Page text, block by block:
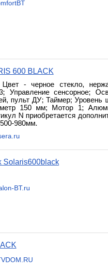
600 BLACK
Цвет - черное стекло,
Управление сенсорное;
пульт ДУ; Таймер; Уровень
150 мм; Мотор 1;
N приобретается
980мм.
Solaris600black
BT.ru